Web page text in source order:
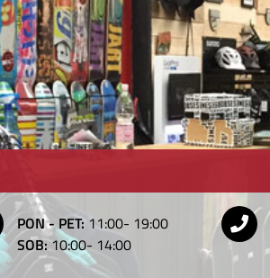
PON - PET: 11:00- 19:00
SOB:10:00- 14:00